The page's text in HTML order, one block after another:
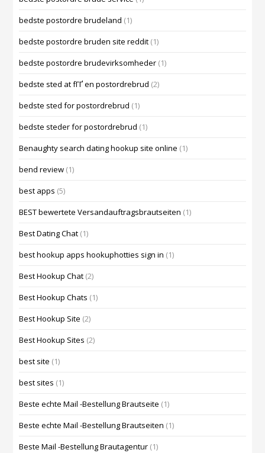
bedste postordre brudeland (1)
bedste postordre bruden site reddit (1)
bedste postordre brudevirksomheder (1)
bedste sted at fГҐ en postordrebrud (2)
bedste sted for postordrebrud (1)
bedste steder for postordrebrud (1)
Benaughty search dating hookup site online (1)
bend review (1)
best apps (5)
BEST bewertete Versandauftragsbrautseiten (1)
Best Dating Chat (1)
best hookup apps hookuphotties sign in (1)
Best Hookup Chat (2)
Best Hookup Chats (1)
Best Hookup Site (2)
Best Hookup Sites (2)
best site (1)
best sites (1)
Beste echte Mail -Bestellung Brautseite (1)
Beste echte Mail -Bestellung Brautseiten (1)
Beste Mail -Bestellung Brautagentur (1)